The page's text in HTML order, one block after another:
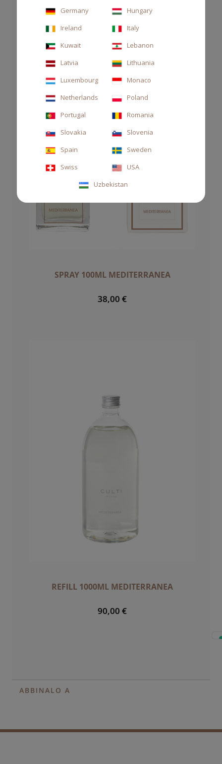
SPRAY 100ML MEDITERRANEA
38,00 €
REFILL 1000ML MEDITERRANEA
90,00 €
ABBINALO A
Germany
Hungary
Ireland
Italy
Kuwait
Lebanon
Latvia
Lithuania
Luxembourg
Monaco
Netherlands
Poland
Portugal
Romania
Slovakia
Slovenia
Spain
Sweden
Swiss
USA
Uzbekistan